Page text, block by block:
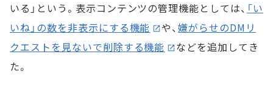
いる」という。表示コンテンツの管理機能としては、 「い
いね」の数を非表示にする機能
や、嫌がらせのDMリ
クエストを見ないで削除する機能
などを追加してき
た。